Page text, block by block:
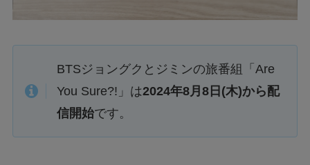
BTSジョングクとジミンの旅番組「Are
You Sure?!」は2024年8月8日(木)から配
信開始です。